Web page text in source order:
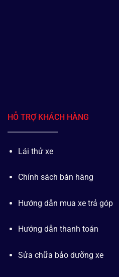
HỖ TRỢ KHÁCH HÀNG
Lái thử xe
Chính sách bán hàng
Hướng dẫn mua xe trả góp
Hướng dẫn thanh toán
Sửa chữa bảo dưỡng xe